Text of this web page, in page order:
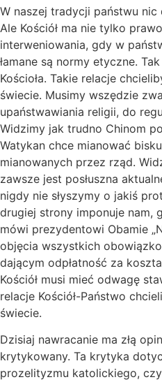
W naszej tradycji państwu nic
Ale Kościół ma nie tylko
interweniowania, gdy w
łamane są normy etyczne.
Kościoła. Takie relacje
świecie. Musimy wszędzie
upaństwawiania religii, do
Widzimy jak trudno Chinom
Watykan chce mianować
mianowanych przez rząd.
zawsze jest posłuszna
nigdy nie słyszymy o jakiś
drugiej strony imponuje nam,
mówi prezydentowi Obamie
objęcia wszystkich
dającym odpłatność za
Kościół musi mieć odwagę
relacje Kościół-Państwo
świecie.
Dzisiaj nawracanie ma złą
krytykowany. Ta krytyka
prozelityzmu katolickiego,